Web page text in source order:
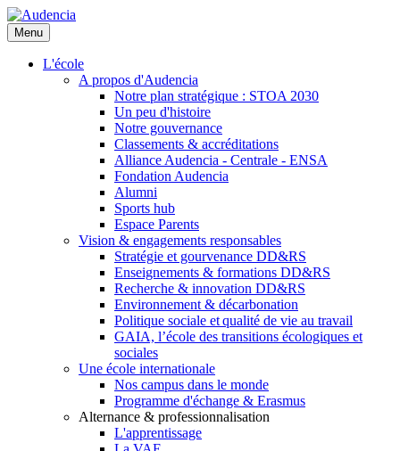
Aller
au
contenu
principal
Menu
L'école
A propos d'Audencia
Notre plan stratégique : STOA 2030
Un peu d'histoire
Notre gouvernance
Classements & accréditations
Alliance Audencia - Centrale - ENSA
Fondation Audencia
Alumni
Sports hub
Espace Parents
Vision & engagements responsables
Stratégie et gourvenance DD&RS
Enseignements & formations DD&RS
Recherche & innovation DD&RS
Environnement & décarbonation
Politique sociale et qualité de vie au travail
GAIA, l’école des transitions écologiques et
sociales
Une école internationale
Nos campus dans le monde
Programme d'échange & Erasmus
Alternance & professionnalisation
L'apprentissage